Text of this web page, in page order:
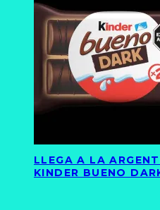
LLEGA A LA
KINDER BUENO